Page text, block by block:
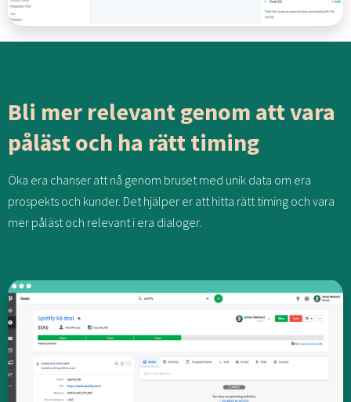
Bli mer relevant genom att vara
påläst och ha rätt timing
Öka era chanser att nå genom bruset med unik data om era
prospekts och kunder. Det hjälper er att hitta rätt timing och vara
mer påläst och relevant i era dialoger.